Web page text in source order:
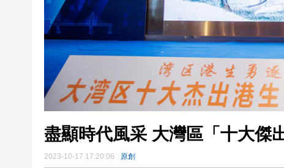
山東26戶省屬國企去年合計營收
瀋陽鐵西校園閱讀活動解鎖閱讀
盡顯時代風采 大灣區「十大傑
2023-10-17 17:20:06 原創